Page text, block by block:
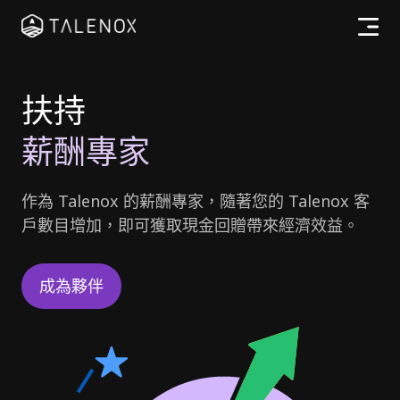
實用資源
計劃收費
合作夥伴
繁體中文
登入
扶持
薪酬專家
作為 Talenox 的薪酬專家，隨著您的 Talenox 客
戶數目增加，即可獲取現金回贈帶來經濟效益。
成為夥伴